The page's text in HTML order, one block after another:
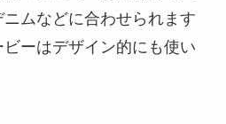
ムなどに合わせられます
ーはデザイン的にも使い